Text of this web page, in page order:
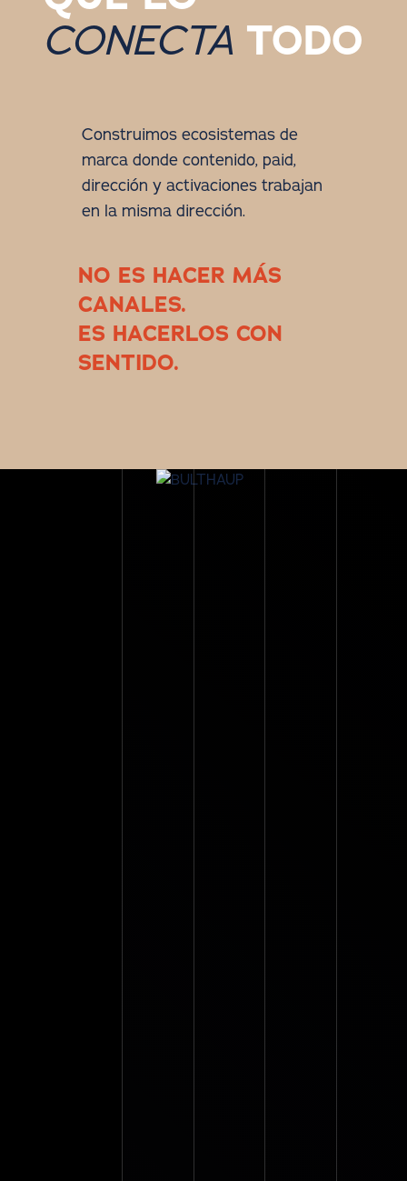
CONECTA TODO
Construimos ecosistemas de
marca donde contenido, paid,
dirección y activaciones trabajan
en la misma dirección.
NO ES HACER MÁS
CANALES.
ES HACERLOS CON
SENTIDO.